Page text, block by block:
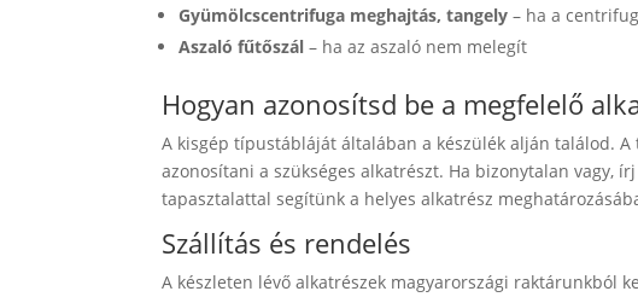
Gyümölcscentrifuga meghajtás, tangely – ha a
Aszaló fűtőszál – ha az aszaló nem melegít
Hogyan azonosítsd be a megfelelő
A kisgép típustábláját általában a készülék alján találod.
azonosítani a szükséges alkatrészt. Ha bizonytalan vagy, írj
tapasztalattal segítünk a helyes alkatrész
Szállítás és rendelés
A készleten lévő alkatrészek magyarországi raktárunkból